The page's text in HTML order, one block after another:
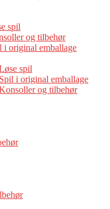
spil
og tilbehør
i original emballage
spil
i original emballage
og tilbehør